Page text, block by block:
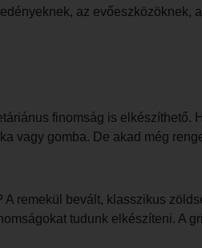
az evőeszközöknek,
finomság is elkészíthető.
vagy gomba. De akad még
remekül bevált, klasszikus
tudunk elkészíteni. A